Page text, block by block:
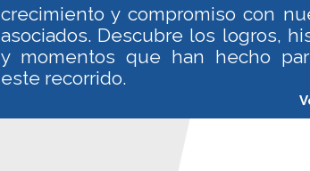
crecimiento y compromiso con
asociados. Descubre los logros,
y momentos que han hecho
este recorrido.